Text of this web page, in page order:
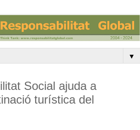
▼
Social ajuda a
turística del